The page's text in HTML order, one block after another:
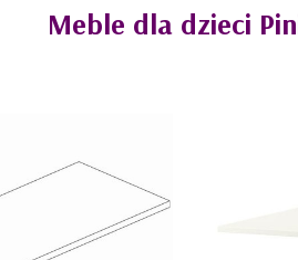
Kolekcja Swan’derful
Kolekcja lniana STONE
Meble dla dzieci